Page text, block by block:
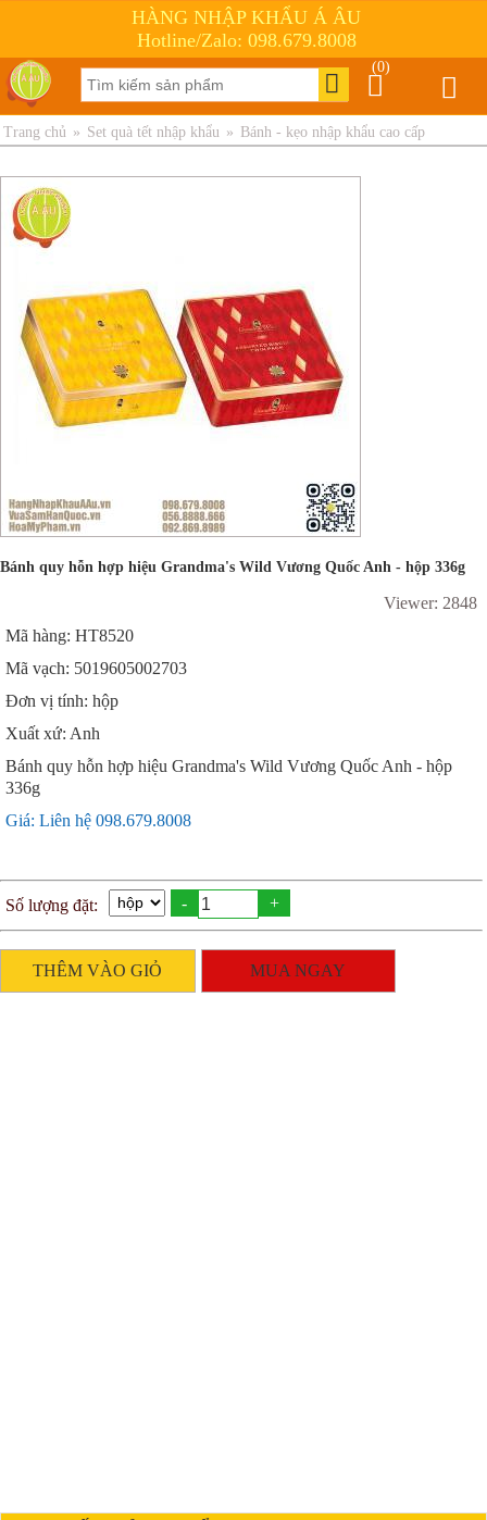
HÀNG NHẬP KHẨU Á ÂU
Hotline/Zalo: 098.679.8008
(0)
Trang chủ » Set quà tết nhập khẩu » Bánh - kẹo nhập khẩu cao cấp
Bánh quy hỗn hợp hiệu Grandma's Wild Vương Quốc Anh - hộp 336g
Viewer: 2848
Mã hàng: HT8520
Mã vạch: 5019605002703
Đơn vị tính: hộp
Xuất xứ: Anh
Bánh quy hỗn hợp hiệu Grandma's Wild Vương Quốc Anh - hộp
336g
Giá: Liên hệ 098.679.8008
Số lượng đặt: - +
THÊM VÀO GIỎ MUA NGAY